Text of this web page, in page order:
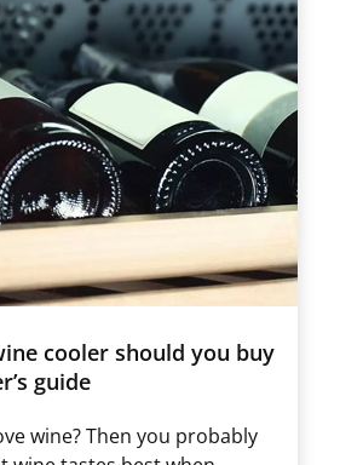
cooler should you buy
guide
wine? Then you probably